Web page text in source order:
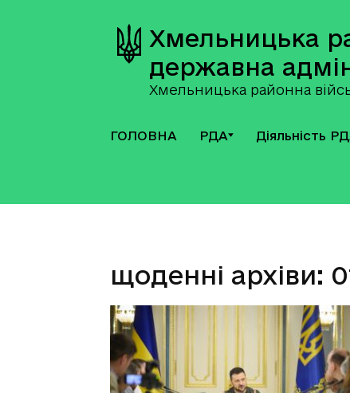
Хмельницька
державна
Хмельницька районна
ГОЛОВНА РДА Діяльність
щоденні архіви: